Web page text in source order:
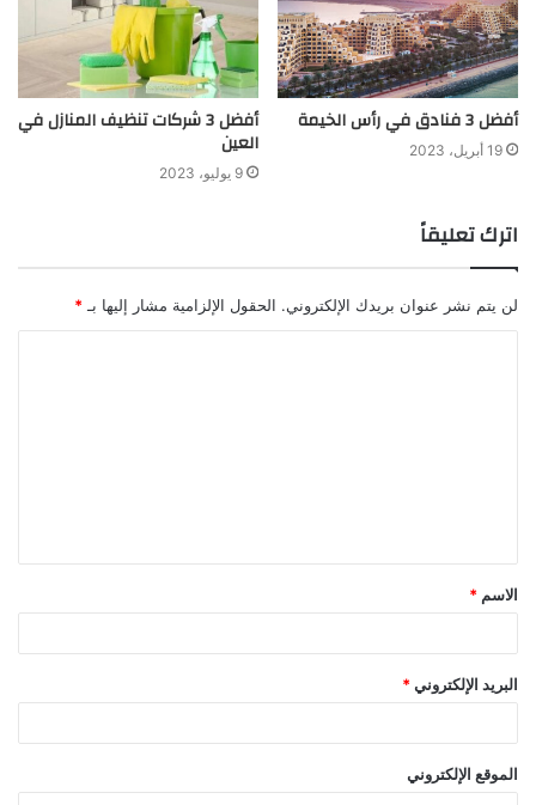
أفضل 3 فنادق في رأس الخيمة
19 أبريل، 2023
أفضل 3 شركات تنظيف المنازل في
العين
9 يوليو، 2023
اترك تعليقاً
لن يتم نشر عنوان بريدك الإلكتروني. الحقول الإلزامية مشار إليها بـ *
الاسم *
البريد الإلكتروني *
الموقع الإلكتروني